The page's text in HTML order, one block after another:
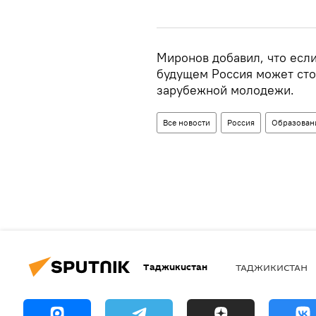
Миронов добавил, что
будущем Россия может
зарубежной молодежи.
Все новости Россия
Таджикистан ТАДЖИКИСТАН